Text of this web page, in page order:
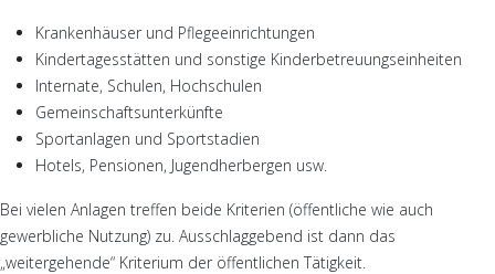
Krankenhäuser und Pflegeeinrichtungen
Kindertagesstätten und sonstige Kinderbetreuungseinheiten
Internate, Schulen, Hochschulen
Gemeinschaftsunterkünfte
Sportanlagen und Sportstadien
Hotels, Pensionen, Jugendherbergen usw.
Bei vielen Anlagen treffen beide Kriterien (öffentliche wie auch
gewerbliche Nutzung) zu. Ausschlaggebend ist dann das
„weitergehende“ Kriterium der öffentlichen Tätigkeit.